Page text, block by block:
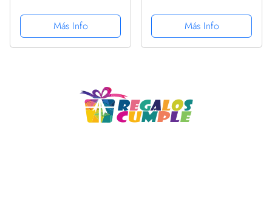
cumpleaños Sudadera
con Capucha
Más Info
Negro , XXL
Más Info